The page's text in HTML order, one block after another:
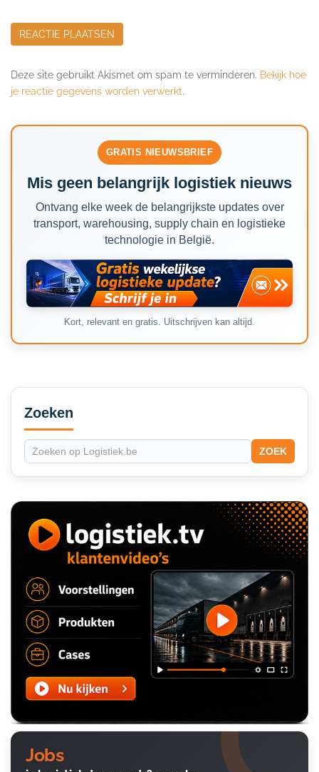
Deze site gebruikt Akismet om spam te verminderen. Bekijk hoe
je reactie gegevens worden verwerkt.
GRATIS NIEUWSBRIEF
Mis geen belangrijk logistiek nieuws
Ontvang elke week de belangrijkste updates over
transport, warehousing, supply chain en logistieke
technologie in België.
Kort, relevant en gratis. Uitschrijven kan altijd.
Secondary
Sidebar
Zoeken
ZOEK
Jobs